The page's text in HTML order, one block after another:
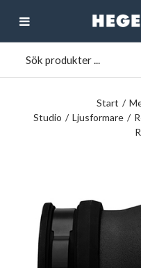
Start /
Studio / Ljusformare /